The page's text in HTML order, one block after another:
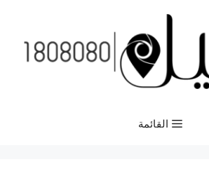
القائمة